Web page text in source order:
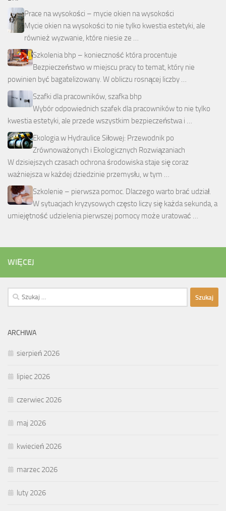
Prace na wysokości – mycie okien na wysokości
Mycie okien na wysokości to nie tylko kwestia estetyki, ale
również wyzwanie, które niesie ze …
Szkolenia bhp – konieczność która procentuje
Bezpieczeństwo w miejscu pracy to temat, który nie
powinien być bagatelizowany. W obliczu rosnącej liczby …
Szafki dla pracowników, szafka bhp
Wybór odpowiednich szafek dla pracowników to nie tylko
kwestia estetyki, ale przede wszystkim bezpieczeństwa i …
Ekologia w Hydraulice Siłowej: Przewodnik po
Zrównoważonych i Ekologicznych Rozwiązaniach
W dzisiejszych czasach ochrona środowiska staje się coraz
ważniejsza w każdej dziedzinie przemysłu, w tym …
Szkolenie – pierwsza pomoc. Dlaczego warto brać udział.
W sytuacjach kryzysowych często liczy się każda sekunda, a
umiejętność udzielenia pierwszej pomocy może uratować …
WIĘCEJ
Szukaj:
ARCHIWA
sierpień 2026
lipiec 2026
czerwiec 2026
maj 2026
kwiecień 2026
marzec 2026
luty 2026